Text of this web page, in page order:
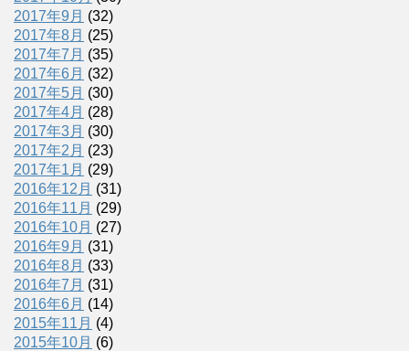
2017年9月 (32)
2017年8月 (25)
2017年7月 (35)
2017年6月 (32)
2017年5月 (30)
2017年4月 (28)
2017年3月 (30)
2017年2月 (23)
2017年1月 (29)
2016年12月 (31)
2016年11月 (29)
2016年10月 (27)
2016年9月 (31)
2016年8月 (33)
2016年7月 (31)
2016年6月 (14)
2015年11月 (4)
2015年10月 (6)